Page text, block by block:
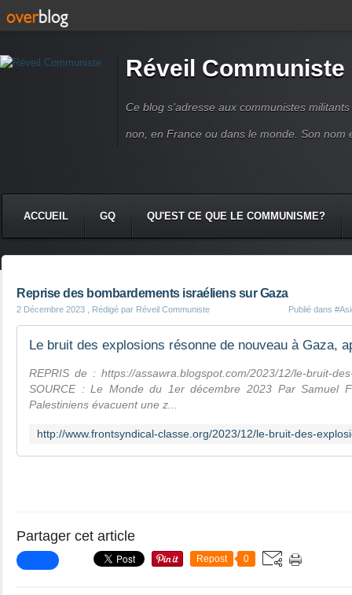
Réveil Communiste
Ce blog s'adresse aux communistes
non, en France ou dans le monde. Son nom
ACCUEIL GQ QU'EST CE QUE LE COMMUNISME?
Reprise des bombardements israéliens sur Gaza
2 Décembre 2023 , Rédigé par Réveil Communiste Publié dans
REPRIS de : https://assawra.blogspot.com/2023/12/le-bruit-
SOURCE : Le Monde du 1er décembre 2023 Par Samuel
Palestiniens évacuent une z...
Partager cet article
Repost 0